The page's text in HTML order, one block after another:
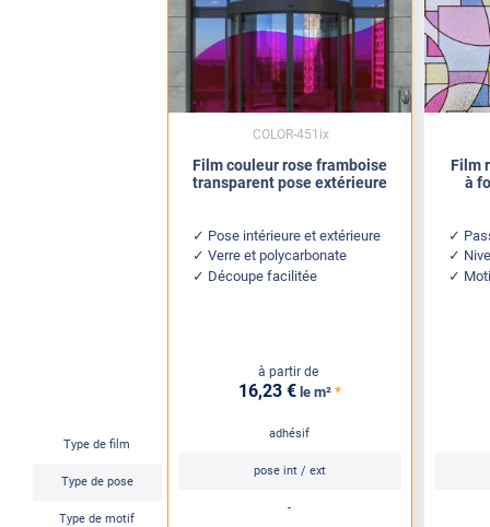
Type de film
Type de pose
Type de motif
Film couleur rose framboise
transparent pose extérieure
Pose intérieure et extérieure
Verre et polycarbonate
Découpe facilitée
à partir de
16,23 € le m² *
adhésif
pose int / ext
-
COLOR-451ix
Film
à